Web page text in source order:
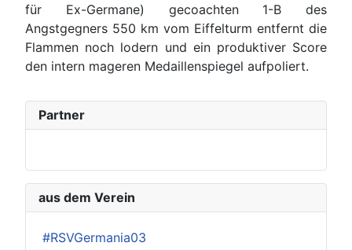
für Ex-Germane) gecoachten 1-B des
Angstgegners 550 km vom Eiffelturm entfernt die
Flammen noch lodern und ein produktiver Score
den intern mageren Medaillenspiegel aufpoliert.
Partner
aus dem Verein
#RSVGermania03